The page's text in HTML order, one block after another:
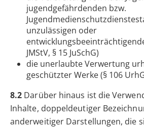
jugendgefährdenden bzw.
unzulässigen oder
JMStV, § 15 JuSchG)
die unerlaubte Verwertung
geschützter Werke (§ 106
8.2 Darüber hinaus ist die
Inhalte, doppeldeutiger
anderweitiger Darstellungen, die